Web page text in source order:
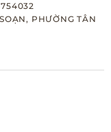
PHƯỜNG TÂN